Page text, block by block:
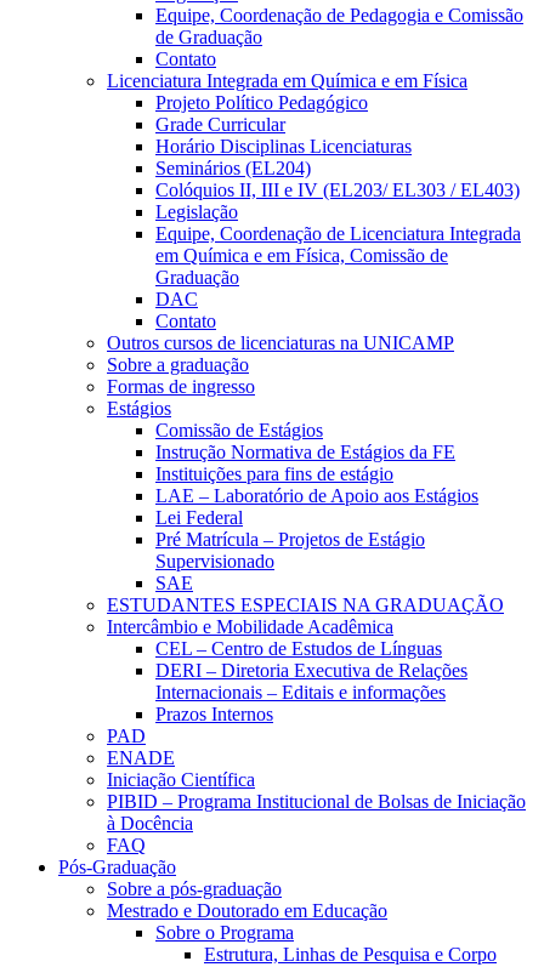
Equipe, Coordenação de Pedagogia e Comissão
de Graduação
Contato
Licenciatura Integrada em Química e em Física
Projeto Político Pedagógico
Grade Curricular
Horário Disciplinas Licenciaturas
Seminários (EL204)
Colóquios II, III e IV (EL203/ EL303 / EL403)
Legislação
Equipe, Coordenação de Licenciatura Integrada
em Química e em Física, Comissão de
Graduação
DAC
Contato
Outros cursos de licenciaturas na UNICAMP
Sobre a graduação
Formas de ingresso
Estágios
Comissão de Estágios
Instrução Normativa de Estágios da FE
Instituições para fins de estágio
LAE – Laboratório de Apoio aos Estágios
Lei Federal
Pré Matrícula – Projetos de Estágio
Supervisionado
SAE
ESTUDANTES ESPECIAIS NA GRADUAÇÃO
Intercâmbio e Mobilidade Acadêmica
CEL – Centro de Estudos de Línguas
DERI – Diretoria Executiva de Relações
Internacionais – Editais e informações
Prazos Internos
PAD
ENADE
Iniciação Científica
PIBID – Programa Institucional de Bolsas de Iniciação
à Docência
FAQ
Pós-Graduação
Sobre a pós-graduação
Mestrado e Doutorado em Educação
Sobre o Programa
Estrutura, Linhas de Pesquisa e Corpo